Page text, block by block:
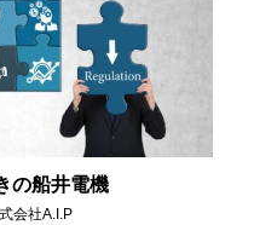
の船井電機
会社A.I.P